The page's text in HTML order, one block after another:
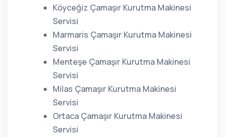
Köyceğiz Çamaşır Kurutma Makinesi
Servisi
Marmaris Çamaşır Kurutma Makinesi
Servisi
Menteşe Çamaşır Kurutma Makinesi
Servisi
Milas Çamaşır Kurutma Makinesi
Servisi
Ortaca Çamaşır Kurutma Makinesi
Servisi